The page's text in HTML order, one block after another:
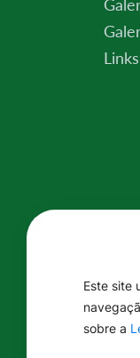
Este site
sobre a